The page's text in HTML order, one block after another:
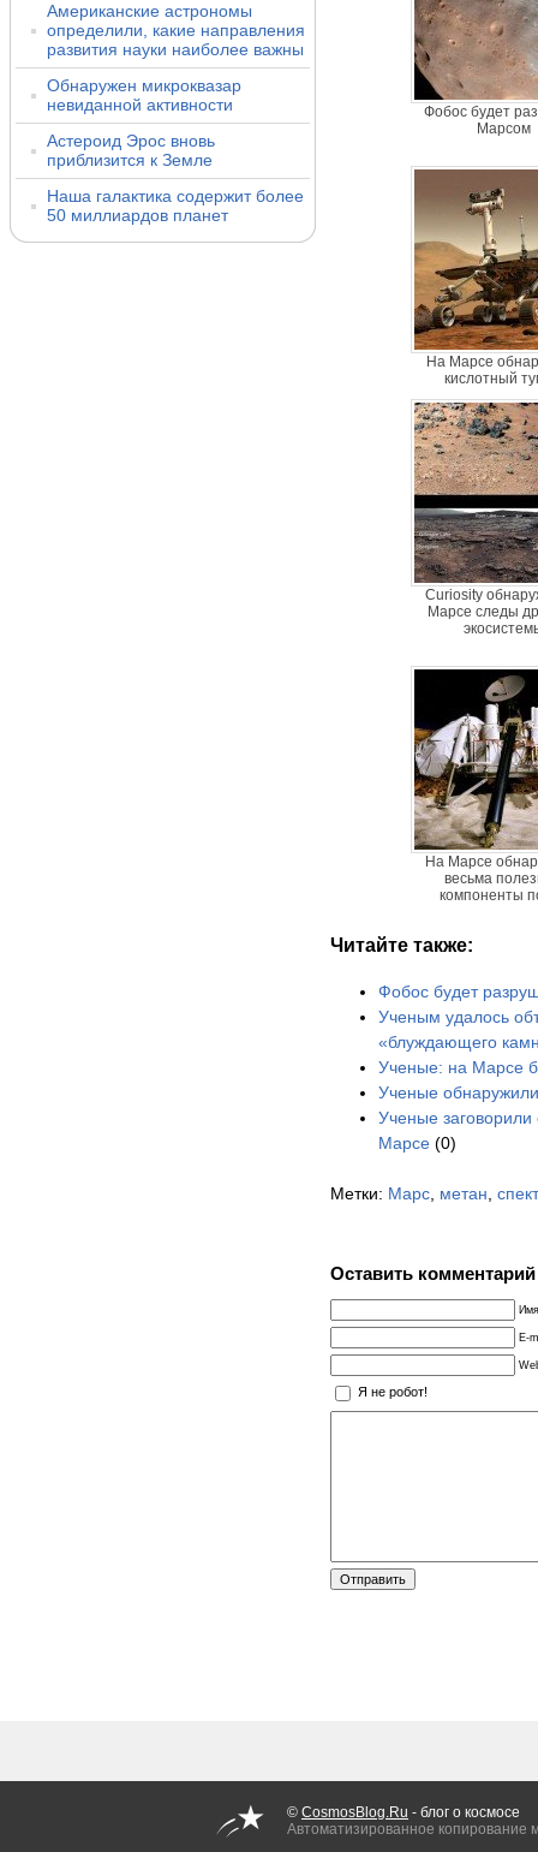
Американские астрономы
определили, какие направления
развития науки наиболее важны
Обнаружен микроквазар
невиданной активности
Астероид Эрос вновь
приблизится к Земле
Наша галактика содержит более
50 миллиардов планет
Фобос будет
Марсом
На Марсе
кислотный
Curiosity
Марсе следы
На Марсе
весьма
компоненты
Читайте также:
Фобос будет
Ученым удалось
«блуждающего
Ученые: на Марсе
Ученые
Ученые
Марсе (0)
Метки: Марс, метан,
Оставить комментарий
E-
Я не робот!
© CosmosBlog.Ru - блог о космосе
Автоматизированное копирование